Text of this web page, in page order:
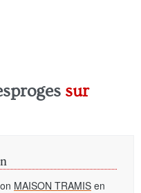
sur
MAISON TRAMIS en